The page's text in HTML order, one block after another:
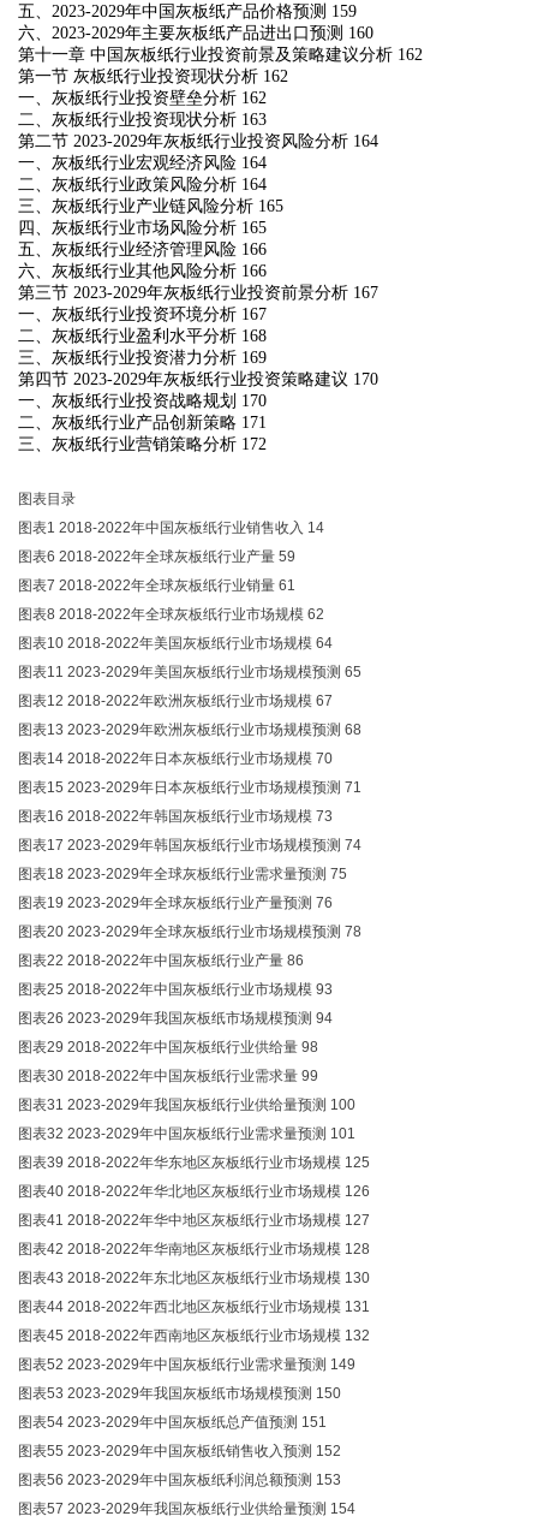
五、2023-2029年中国灰板纸产品价格预测 159
六、2023-2029年主要灰板纸产品进出口预测 160
第十一章 中国灰板纸行业投资前景及策略建议分析 162
第一节 灰板纸行业投资现状分析 162
一、灰板纸行业投资壁垒分析 162
二、灰板纸行业投资现状分析 163
第二节 2023-2029年灰板纸行业投资风险分析 164
一、灰板纸行业宏观经济风险 164
二、灰板纸行业政策风险分析 164
三、灰板纸行业产业链风险分析 165
四、灰板纸行业市场风险分析 165
五、灰板纸行业经济管理风险 166
六、灰板纸行业其他风险分析 166
第三节 2023-2029年灰板纸行业投资前景分析 167
一、灰板纸行业投资环境分析 167
二、灰板纸行业盈利水平分析 168
三、灰板纸行业投资潜力分析 169
第四节 2023-2029年灰板纸行业投资策略建议 170
一、灰板纸行业投资战略规划 170
二、灰板纸行业产品创新策略 171
三、灰板纸行业营销策略分析 172
图表目录
图表1 2018-2022年中国灰板纸行业销售收入 14
图表6 2018-2022年全球灰板纸行业产量 59
图表7 2018-2022年全球灰板纸行业销量 61
图表8 2018-2022年全球灰板纸行业市场规模 62
图表10 2018-2022年美国灰板纸行业市场规模 64
图表11 2023-2029年美国灰板纸行业市场规模预测 65
图表12 2018-2022年欧洲灰板纸行业市场规模 67
图表13 2023-2029年欧洲灰板纸行业市场规模预测 68
图表14 2018-2022年日本灰板纸行业市场规模 70
图表15 2023-2029年日本灰板纸行业市场规模预测 71
图表16 2018-2022年韩国灰板纸行业市场规模 73
图表17 2023-2029年韩国灰板纸行业市场规模预测 74
图表18 2023-2029年全球灰板纸行业需求量预测 75
图表19 2023-2029年全球灰板纸行业产量预测 76
图表20 2023-2029年全球灰板纸行业市场规模预测 78
图表22 2018-2022年中国灰板纸行业产量 86
图表25 2018-2022年中国灰板纸行业市场规模 93
图表26 2023-2029年我国灰板纸市场规模预测 94
图表29 2018-2022年中国灰板纸行业供给量 98
图表30 2018-2022年中国灰板纸行业需求量 99
图表31 2023-2029年我国灰板纸行业供给量预测 100
图表32 2023-2029年中国灰板纸行业需求量预测 101
图表39 2018-2022年华东地区灰板纸行业市场规模 125
图表40 2018-2022年华北地区灰板纸行业市场规模 126
图表41 2018-2022年华中地区灰板纸行业市场规模 127
图表42 2018-2022年华南地区灰板纸行业市场规模 128
图表43 2018-2022年东北地区灰板纸行业市场规模 130
图表44 2018-2022年西北地区灰板纸行业市场规模 131
图表45 2018-2022年西南地区灰板纸行业市场规模 132
图表52 2023-2029年中国灰板纸行业需求量预测 149
图表53 2023-2029年我国灰板纸市场规模预测 150
图表54 2023-2029年中国灰板纸总产值预测 151
图表55 2023-2029年中国灰板纸销售收入预测 152
图表56 2023-2029年中国灰板纸利润总额预测 153
图表57 2023-2029年我国灰板纸行业供给量预测 154